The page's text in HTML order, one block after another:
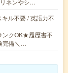
ネンやシ…
ル不要 / 英語力不
ンクOK★履歴書不
完備＼…